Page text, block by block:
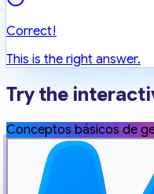
Correct!
This is the right answer.
Try the
Conceptos básicos de